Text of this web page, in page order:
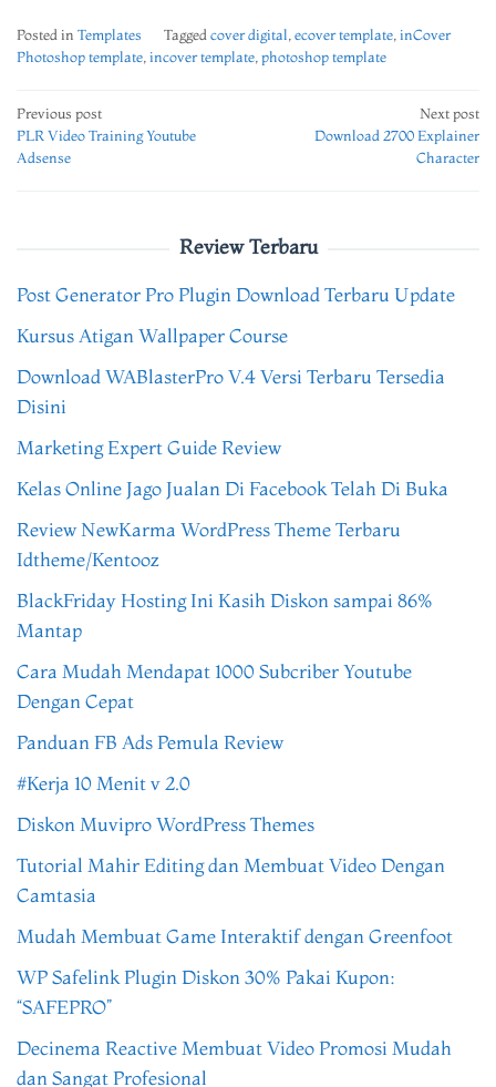
Posted in Templates Taggedcover digital,ecover template,inCover
Photoshop template,incover template,photoshop template
Post
navigation
Previous post
PLR Video Training Youtube
Adsense
Next post
Download 2700 Explainer
Character
Review Terbaru
Post Generator Pro Plugin Download Terbaru Update
Kursus Atigan Wallpaper Course
Download WABlasterPro V.4 Versi Terbaru Tersedia
Disini
Marketing Expert Guide Review
Kelas Online Jago Jualan Di Facebook Telah Di Buka
Review NewKarma WordPress Theme Terbaru
Idtheme/Kentooz
BlackFriday Hosting Ini Kasih Diskon sampai 86%
Mantap
Cara Mudah Mendapat 1000 Subcriber Youtube
Dengan Cepat
Panduan FB Ads Pemula Review
#Kerja 10 Menit v 2.0
Diskon Muvipro WordPress Themes
Tutorial Mahir Editing dan Membuat Video Dengan
Camtasia
Mudah Membuat Game Interaktif dengan Greenfoot
WP Safelink Plugin Diskon 30% Pakai Kupon:
“SAFEPRO”
Decinema Reactive Membuat Video Promosi Mudah
dan Sangat Profesional